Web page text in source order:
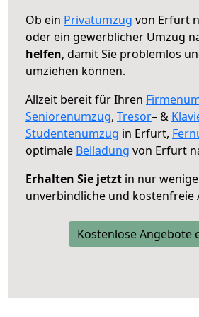
Ob ein Privatumzug von Erfurt
oder ein gewerblicher Umzug
helfen, damit Sie problemlos
umziehen können.
Allzeit bereit für Ihren
Seniorenumzug, Tresor– &
Studentenumzug in Erfurt,
optimale Beiladung von Erfurt
Erhalten Sie jetzt in nur
unverbindliche und kostenfreie
Kostenlose Angebote